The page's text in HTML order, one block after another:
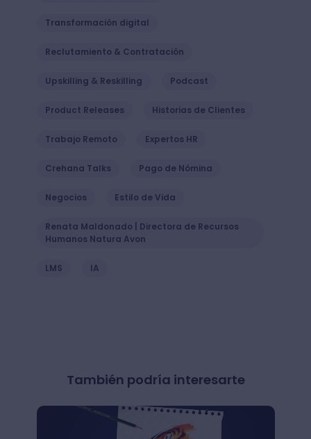
Transformación digital
Reclutamiento & Contratación
Upskilling & Reskilling Podcast
Product Releases Historias de Clientes
Trabajo Remoto Expertos HR
Crehana Talks Pago de Nómina
Negocios Estilo de Vida
Renata Maldonado | Directora de Recursos
Humanos Natura Avon
LMS IA
También podría interesarte